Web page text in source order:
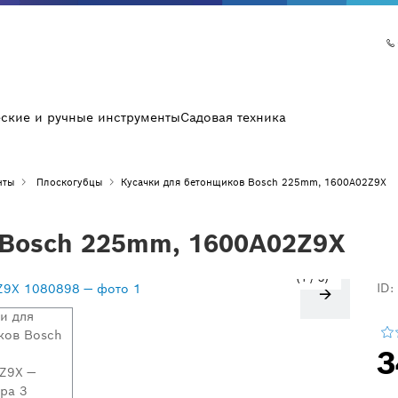
и ручные инструментыСадовая техника
Плоскогубцы Кусачки для бетонщиков Bosch 225mm, 1600A02Z9X
225mm, 1600A02Z9X
1 / 3